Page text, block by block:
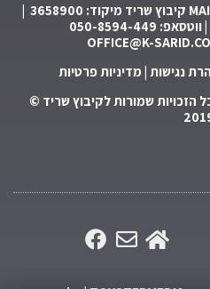
OFFICE@K-
נגישות מדיניות פרטיות
הזכויות שמורות לקיבוץ שריד ©